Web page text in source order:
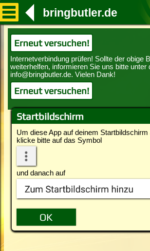
Startbildschirm
Um diese App auf deinem Startbildschirm
klicke bitte auf das Symbol
und danach auf
bringbutler.de
Erneut versuchen!
Erneut versuchen!